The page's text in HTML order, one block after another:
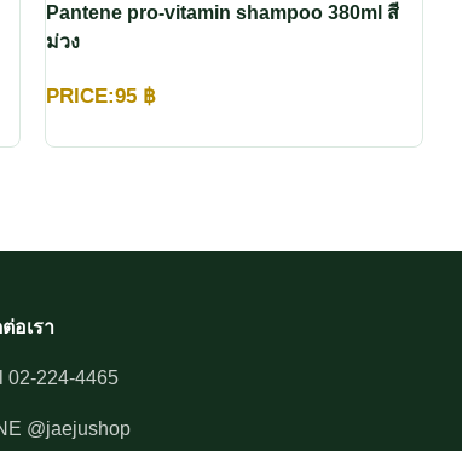
Pantene pro-vitamin shampoo 380ml สี
ม่วง
PRICE:95 ฿
อเรา
02-224-4465
@jaejushop